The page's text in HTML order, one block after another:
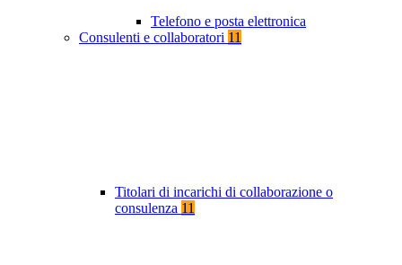
Telefono e posta elettronica
Consulenti e collaboratori 11
Titolari di incarichi di collaborazione o
consulenza 11